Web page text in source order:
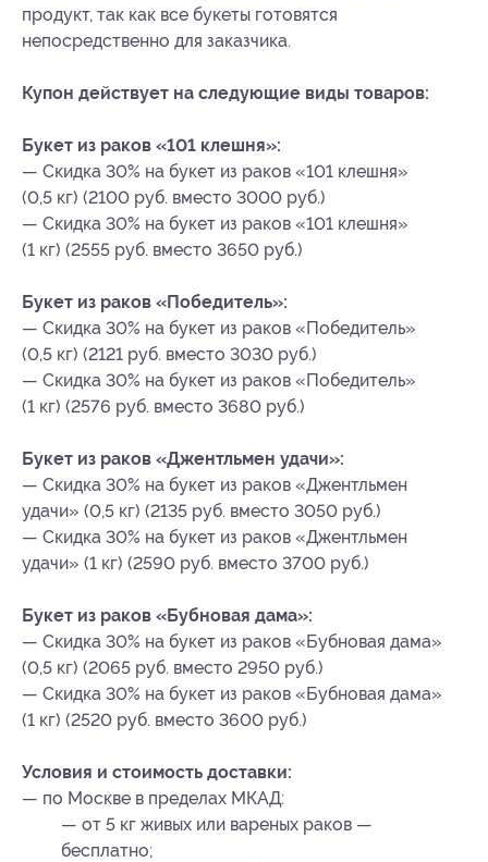
продукт, так как все букеты готовятся
непосредственно для заказчика.
Купон действует на следующие виды товаров:
Букет из раков «101 клешня»:
— Скидка 30% на букет из раков «101 клешня»
(0,5 кг) (2100 руб. вместо 3000 руб.)
— Скидка 30% на букет из раков «101 клешня»
(1 кг) (2555 руб. вместо 3650 руб.)
Букет из раков «Победитель»:
— Скидка 30% на букет из раков «Победитель»
(0,5 кг) (2121 руб. вместо 3030 руб.)
— Скидка 30% на букет из раков «Победитель»
(1 кг) (2576 руб. вместо 3680 руб.)
Букет из раков «Джентльмен удачи»:
— Скидка 30% на букет из раков «Джентльмен
удачи» (0,5 кг) (2135 руб. вместо 3050 руб.)
— Скидка 30% на букет из раков «Джентльмен
удачи» (1 кг) (2590 руб. вместо 3700 руб.)
Букет из раков «Бубновая дама»:
— Скидка 30% на букет из раков «Бубновая дама»
(0,5 кг) (2065 руб. вместо 2950 руб.)
— Скидка 30% на букет из раков «Бубновая дама»
(1 кг) (2520 руб. вместо 3600 руб.)
Условия и стоимость доставки:
— по Москве в пределах МКАД:
— от 5 кг живых или вареных раков —
бесплатно;